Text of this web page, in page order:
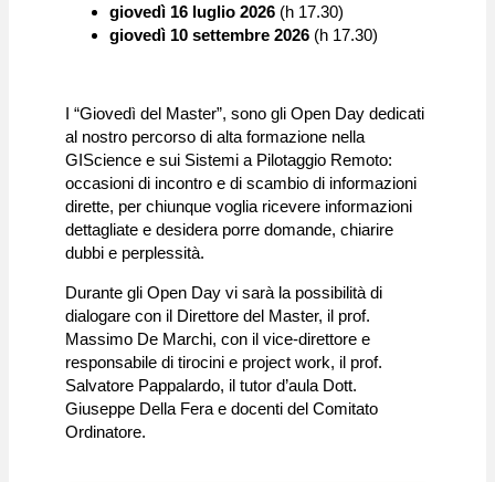
giovedì 16 luglio 2026(h 17.30)
giovedì 10 settembre 2026(h 17.30)
I “Giovedì del Master”, sono gli Open Day dedicati
al nostro percorso di alta formazione nella
GIScience e sui Sistemi a Pilotaggio Remoto:
occasioni di incontro e di scambio di informazioni
dirette, per chiunque voglia ricevere informazioni
dettagliate e desidera porre domande, chiarire
dubbi e perplessità.
Durante gli Open Day vi sarà la possibilità di
dialogare con il Direttore del Master, il prof.
Massimo De Marchi, con il vice-direttore e
responsabile di tirocini e project work, il prof.
Salvatore Pappalardo, il tutor d’aula Dott.
Giuseppe Della Fera e docenti del Comitato
Ordinatore.